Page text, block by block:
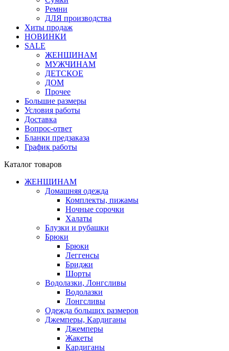
Ремни
ДЛЯ производства
Хиты продаж
НОВИНКИ
SALE
ЖЕНЩИНАМ
МУЖЧИНАМ
ДЕТСКОЕ
ДОМ
Прочее
Большие размеры
Условия работы
Доставка
Вопрос-ответ
Бланки предзаказа
График работы
Каталог товаров
ЖЕНЩИНАМ
Домашняя одежда
Комплекты, пижамы
Ночные сорочки
Халаты
Блузки и рубашки
Брюки
Брюки
Леггенсы
Бриджи
Шорты
Водолазки, Лонгсливы
Водолазки
Лонгсливы
Одежда больших размеров
Джемперы, Кардиганы
Джемперы
Жакеты
Кардиганы